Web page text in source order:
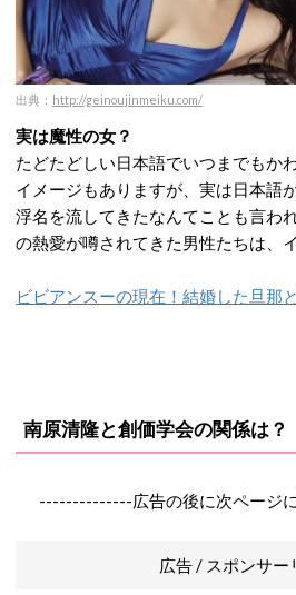
出典： http://geinoujinmeiku.com/
実は魔性の女？
たどたどしい日本語でいつまでもか
イメージもありますが、実は日本語
浮名を流してきたなんてことも言わ
の熱愛が噂されてきた男性たちは、
ビビアンスーの現在！結婚した旦那
南原清隆と創価学会の関係は？
--------------広告の後に次ページ
広告 / スポンサー